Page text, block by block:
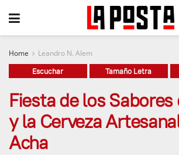
Home Leandro N. Alem
Escuchar Tamaño Letra
Fiesta de los
y la Cerveza
Acha